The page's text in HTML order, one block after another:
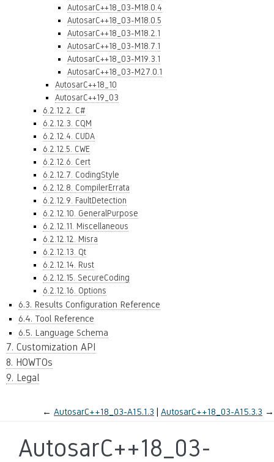
AutosarC++18_03-M18.0.4
AutosarC++18_03-M18.0.5
AutosarC++18_03-M18.2.1
AutosarC++18_03-M18.7.1
AutosarC++18_03-M19.3.1
AutosarC++18_03-M27.0.1
AutosarC++18_10
AutosarC++19_03
6.2.12.2. C#
6.2.12.3. CQM
6.2.12.4. CUDA
6.2.12.5. CWE
6.2.12.6. Cert
6.2.12.7. CodingStyle
6.2.12.8. CompilerErrata
6.2.12.9. FaultDetection
6.2.12.10. GeneralPurpose
6.2.12.11. Miscellaneous
6.2.12.12. Misra
6.2.12.13. Qt
6.2.12.14. Rust
6.2.12.15. SecureCoding
6.2.12.16. Options
6.3. Results Configuration Reference
6.4. Tool Reference
6.5. Language Schema
7. Customization API
8. HOWTOs
9. Legal
← AutosarC++18_03-A15.1.3 AutosarC++18_03-A15.3.3 →
AutosarC++18_03-